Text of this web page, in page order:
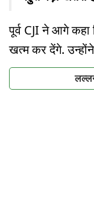
पूर्व CJI ने आगे कहा
खत्म कर देंगे.